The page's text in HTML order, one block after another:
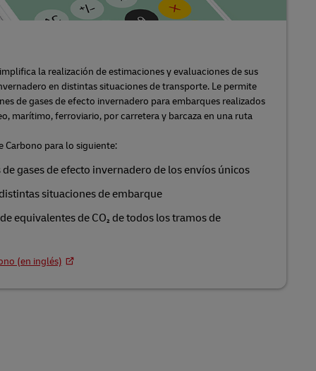
la realización de estimaciones y evaluaciones de sus
en distintas situaciones de transporte. Le permite
de gases de efecto invernadero para embarques realizados
marítimo, ferroviario, por carretera y barcaza en una ruta
Carbono para lo siguiente:
gases de efecto invernadero de los envíos únicos
situaciones de embarque
equivalentes de CO₂ de todos los tramos de
(en inglés)